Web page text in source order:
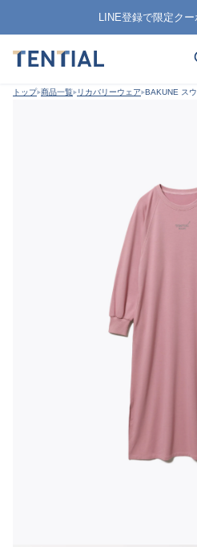
LINE登録で限定ク
トップ 商品一覧 リカバリーウェア BAKUNE ス